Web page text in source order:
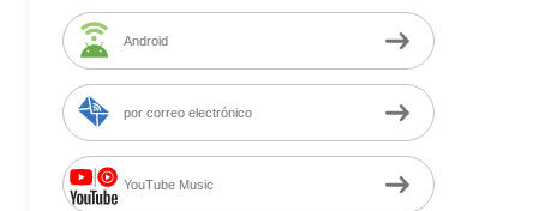
Android
por correo electrónico
YouTube Music